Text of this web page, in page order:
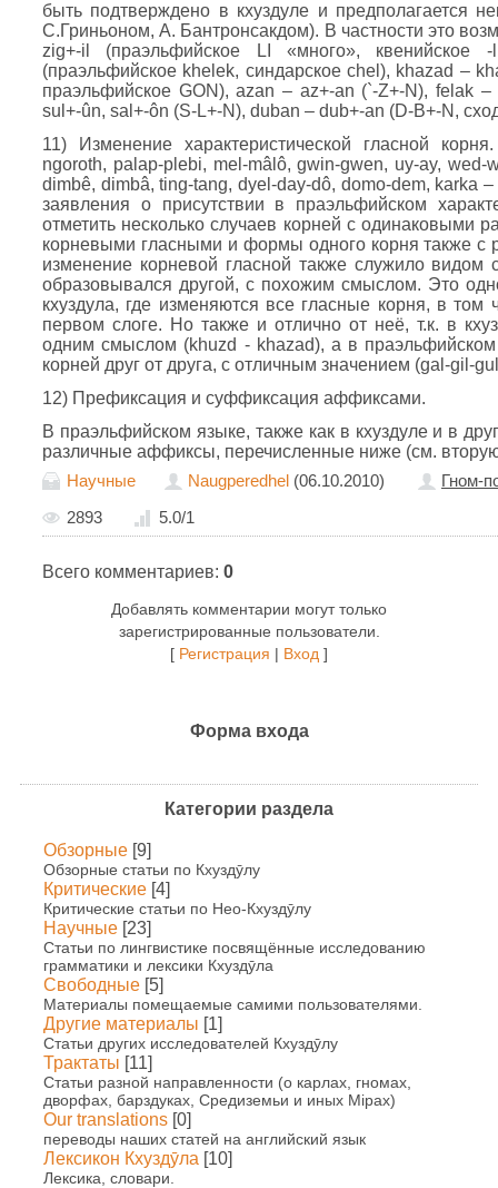
быть подтверждено в кхуздуле и предполагается
С.Гриньоном, А. Бантронсакдом). В частности это
zig+-il (праэльфийское LI «много»,
(праэльфийское khelek, синдарское chel), khazad –
праэльфийское GON), azan – az+-an (`-Z+-N), felak
sul+-ûn, sal+-ôn (S-L+-N), duban – dub+-an (D-B+-N,
11) Изменение характеристической гласной
ngoroth, palap-plebi, mel-mâlô, gwin-gwen, uy-ay,
dimbê, dimbâ, ting-tang, dyel-day-dô, domo-dem, karka
заявления о присутствии в праэльфийском
отметить несколько случаев корней с
корневыми гласными и формы одного корня также
изменение корневой гласной также служило видом
образовывался другой, с похожим смыслом. Это
кхуздула, где изменяются все гласные корня, в том
первом слоге. Но также и отлично от неё, т.к. в
одним смыслом (khuzd - khazad), а в праэльфийском
корней друг от друга, с отличным значением (gal-gil-
12) Префиксация и суффиксация аффиксами.
В праэльфийском языке, также как в кхуздуле и в
различные аффиксы, перечисленные ниже (см.
Научные Naugperedhel (06.10.2010) Гном-
2893 5.0/1
Всего комментариев: 0
Добавлять комментарии могут только
зарегистрированные пользователи.
[ Регистрация | Вход ]
Форма входа
Категории раздела
Обзорные [9]
Обзорные статьи по Кхуздӯлу
Критические [4]
Критические статьи по Нео-Кхуздӯлу
Научные [23]
Статьи по лингвистике посвящённые исследованию
грамматики и лексики Кхуздӯла
Свободные [5]
Материалы помещаемые самими пользователями.
Другие материалы [1]
Статьи других исследователей Кхуздӯлу
Трактаты [11]
Статьи разной направленности (о карлах, гномах,
дворфах, барздуках, Средиземьи и иных Мірах)
Our translations [0]
переводы наших статей на английский язык
Лексикон Кхуздӯла [10]
Лексика, словари.